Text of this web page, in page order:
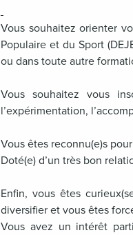
Vous souhaitez orienter
Populaire et du Sport
ou dans toute autre
Vous souhaitez vous
l’expérimentation,
Vous êtes reconnu(e)s
Doté(e) d’un très bon
Enfin, vous êtes
diversifier et vous êtes
Vous avez un intérêt